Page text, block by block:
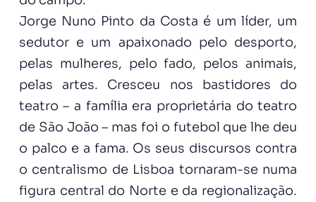
Jorge Nuno Pinto da Costa é um líder, um
sedutor e um apaixonado pelo desporto,
pelas mulheres, pelo fado, pelos animais,
pelas artes. Cresceu nos bastidores do
teatro – a família era proprietária do teatro
de São João – mas foi o futebol que lhe deu
o palco e a fama. Os seus discursos contra
o centralismo de Lisboa tornaram-se numa
figura central do Norte e da regionalização.